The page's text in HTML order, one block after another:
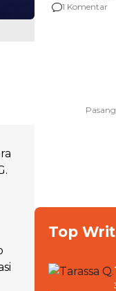
Berencana
1 Komentar
Top